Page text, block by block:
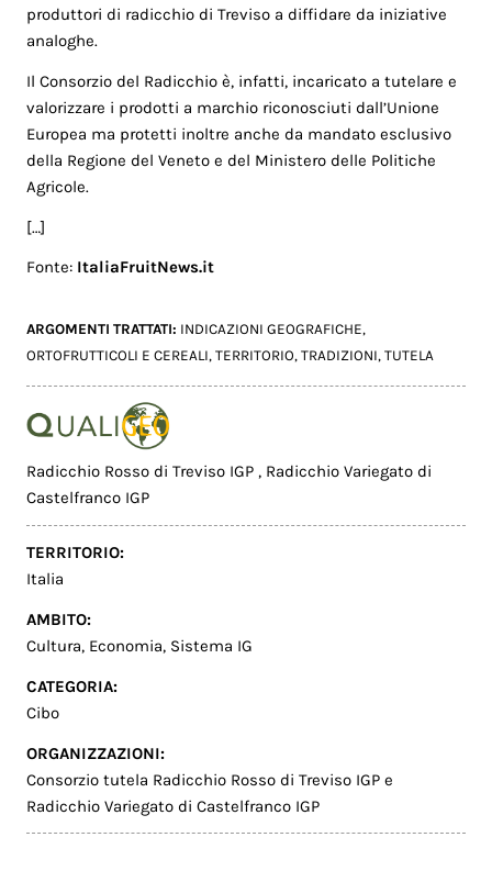
produttori di radicchio di Treviso a diffidare da iniziative
analoghe.
Il Consorzio del Radicchio è, infatti, incaricato a tutelare e
valorizzare i prodotti a marchio riconosciuti dall’Unione
Europea ma protetti inoltre anche da mandato esclusivo
della Regione del Veneto e del Ministero delle Politiche
Agricole.
[…]
Fonte: ItaliaFruitNews.it
ARGOMENTI TRATTATI: INDICAZIONI GEOGRAFICHE,
ORTOFRUTTICOLI E CEREALI,TERRITORIO,TRADIZIONI,TUTELA
Radicchio Rosso di Treviso IGP, Radicchio Variegato di
Castelfranco IGP
TERRITORIO:
Italia
AMBITO:
Cultura, Economia, Sistema IG
CATEGORIA:
Cibo
ORGANIZZAZIONI:
Consorzio tutela Radicchio Rosso di Treviso IGP e
Radicchio Variegato di Castelfranco IGP